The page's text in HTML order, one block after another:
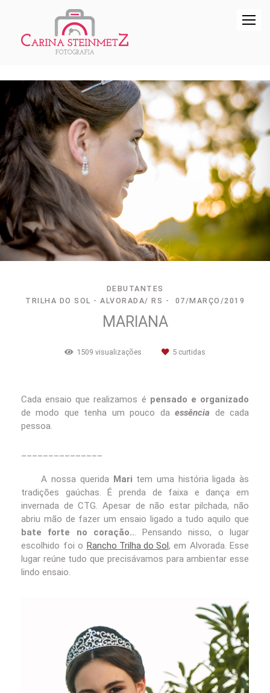
DEBUTANTES
TRILHA DO SOL - ALVORADA/ RS
07/MARÇO/2019
MARIANA
1509 visualizações 5 curtidas
Cada ensaio que realizamos é pensado e organizado
de modo que tenha um pouco daessência de cada
pessoa.
A nossa querida Mari tem uma história ligada às
tradições gaúchas. É prenda de faixa e dança em
invernada de CTG. Apesar de não estar pilchada, não
abriu mão de fazer um ensaio ligado a tudo aquilo que
bate forte no coração... Pensando nisso, o lugar
escolhido foi o Rancho Trilha do Sol, em Alvorada. Esse
lugar reúne tudo que precisávamos para ambientar esse
lindo ensaio.